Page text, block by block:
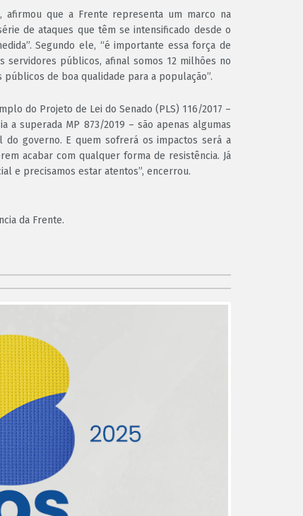
afirmou que a Frente representa um marco na
de ataques que têm se intensificado desde o
Segundo ele, “é importante essa força de
servidores públicos, afinal somos 12 milhões no
de boa qualidade para a população”.
do Projeto de Lei do Senado (PLS) 116/2017 –
a superada MP 873/2019 – são apenas algumas
governo. E quem sofrerá os impactos será a
acabar com qualquer forma de resistência. Já
e precisamos estar atentos”, encerrou.
da Frente.